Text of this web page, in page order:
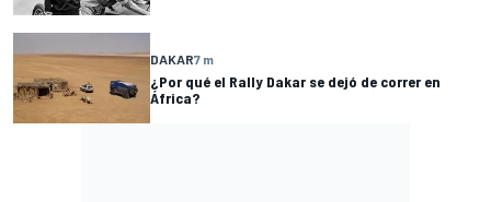
DAKAR7 m
¿Por qué el Rally Dakar se dejó de correr en
África?